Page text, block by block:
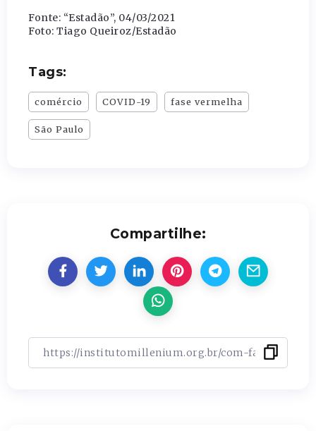
Fonte: “Estadão”, 04/03/2021
Foto: Tiago Queiroz/Estadão
Tags:
comércio COVID-19 fase vermelha
São Paulo
Compartilhe: